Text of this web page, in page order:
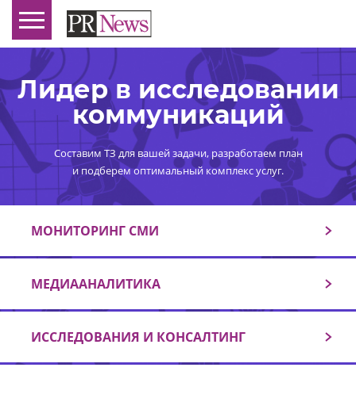
Лидер в исследовании
коммуникаций
Составим ТЗ для вашей задачи, разработаем план
и подберем оптимальный комплекс услуг.
МОНИТОРИНГ СМИ
МЕДИААНАЛИТИКА
ИССЛЕДОВАНИЯ И КОНСАЛТИНГ